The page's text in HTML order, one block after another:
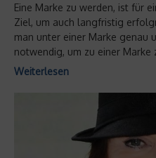
Eine Marke zu werden, ist für
Ziel, um auch langfristig
man unter einer Marke genau
notwendig, um zu einer Marke
Weiterlesen